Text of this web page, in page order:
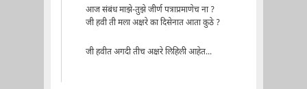
आज संबंध माझे-तुझे जीर्ण पत्राप्रमाणेच ना ?
जी हवी ती मला अक्षरे का दिसेनात आता कुठे ?
जी हवीत अगदी तीच अक्षरे लिहिली आहेत...